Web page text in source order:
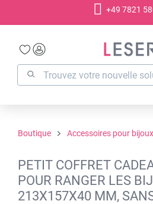
+49 7821
Boutique Accessoires pour bijoux
PETIT COFFRET
POUR RANGER LES
213X157X40 MM,